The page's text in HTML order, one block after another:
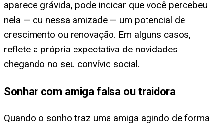
aparece grávida, pode indicar que você percebeu
nela — ou nessa amizade — um potencial de
crescimento ou renovação. Em alguns casos,
reflete a própria expectativa de novidades
chegando no seu convívio social.
Sonhar com amiga falsa ou traidora
Quando o sonho traz uma amiga agindo de forma